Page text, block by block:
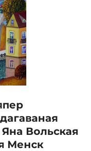
Яна Вольская
Менск